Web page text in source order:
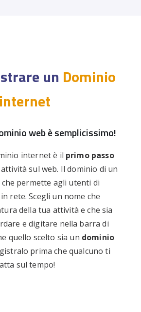
un Dominio
internet
web è semplicissimo!
internet è il primo passo
sul web. Il dominio di un
permette agli utenti di
rete. Scegli un nome che
della tua attività e che sia
e digitare nella barra di
quello scelto sia un dominio
prima che qualcuno ti
sul tempo!